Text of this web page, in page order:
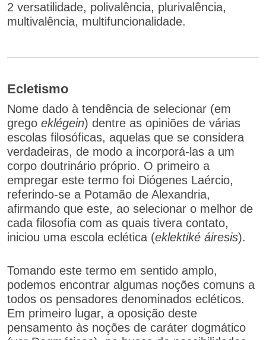
2 versatilidade, polivalência, plurivalência,
multivalência, multifuncionalidade.
Ecletismo
Nome dado à tendência de selecionar (em
grego eklégein) dentre as opiniões de várias
escolas filosóficas, aquelas que se considera
verdadeiras, de modo a incorporá-las a um
corpo doutrinário próprio. O primeiro a
empregar este termo foi Diógenes Laércio,
referindo-se a Potamão de Alexandria,
afirmando que este, ao selecionar o melhor de
cada filosofia com as quais tivera contato,
iniciou uma escola eclética (eklektiké áiresis).
Tomando este termo em sentido amplo,
podemos encontrar algumas noções comuns a
todos os pensadores denominados ecléticos.
Em primeiro lugar, a oposição deste
pensamento às noções de caráter dogmático